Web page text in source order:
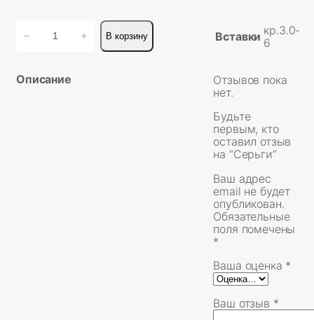
товара
− + В корзину
Описание
Вставки кр.3.0-
6
Отзывов пока
нет.
Будьте
первым, кто
оставил отзыв
на “Серьги”
Ваш адрес
email не будет
опубликован.
Обязательные
поля помечены
*
Ваша оценка *
Ваш отзыв *